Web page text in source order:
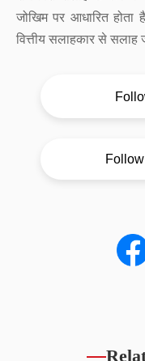
जोखिम पर आधारित
वित्तीय सलाहकार से